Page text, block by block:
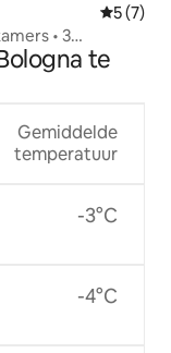
5 (7)
• 3
te
Gemiddelde
temperatuur
-3°C
-4°C